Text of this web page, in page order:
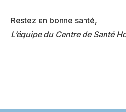
Restez en bonne santé,
L’équipe du Centre de Santé